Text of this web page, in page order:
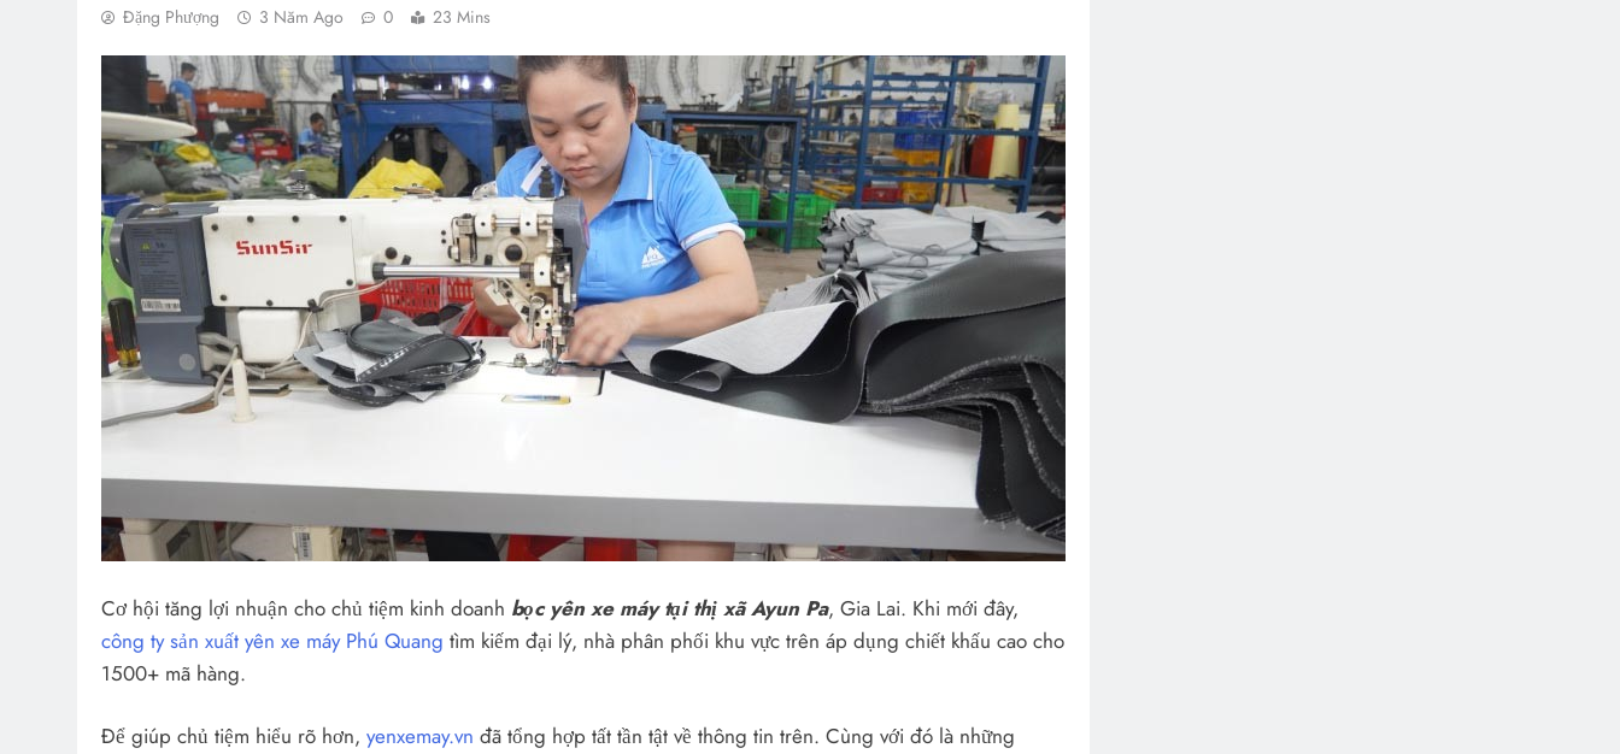
Đặng Phượng 3 Năm Ago 0 23 Mins
Cơ hội tăng lợi nhuận cho chủ tiệm kinh doanh bọc yên xe máy tại thị xã Ayun Pa, Gia Lai. Khi mới đây,
công ty sản xuất yên xe máy Phú Quang tìm kiếm đại lý, nhà phân phối khu vực trên áp dụng chiết khấu cao cho
1500+ mã hàng.
Để giúp chủ tiệm hiểu rõ hơn, yenxemay.vn đã tổng hợp tất tần tật về thông tin trên. Cùng với đó là những